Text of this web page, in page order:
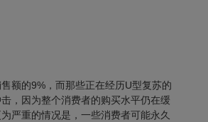
额的9%，而那些正在经历U型复苏的
，因为整个消费者的购买水平仍在缓
严重的情况是，一些消费者可能永久